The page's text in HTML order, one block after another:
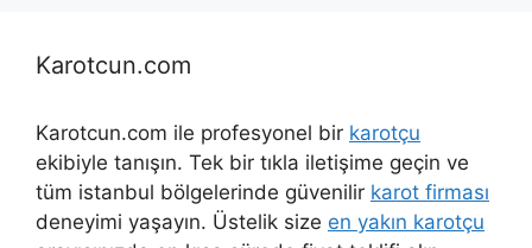
Karotcun.com
Karotcun.com ile profesyonel bir karotçu
ekibiyle tanışın. Tek bir tıkla iletişime geçin ve
tüm istanbul bölgelerinde güvenilir karot firması
deneyimi yaşayın. Üstelik size en yakın karotçu